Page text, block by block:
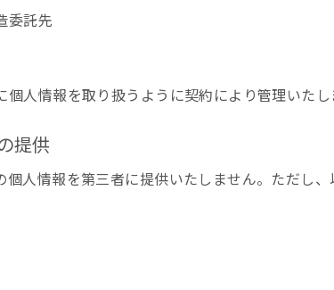
委託先
人情報を取り扱うように契約により管理いたし
提供
個人情報を第三者に提供いたしません。ただし